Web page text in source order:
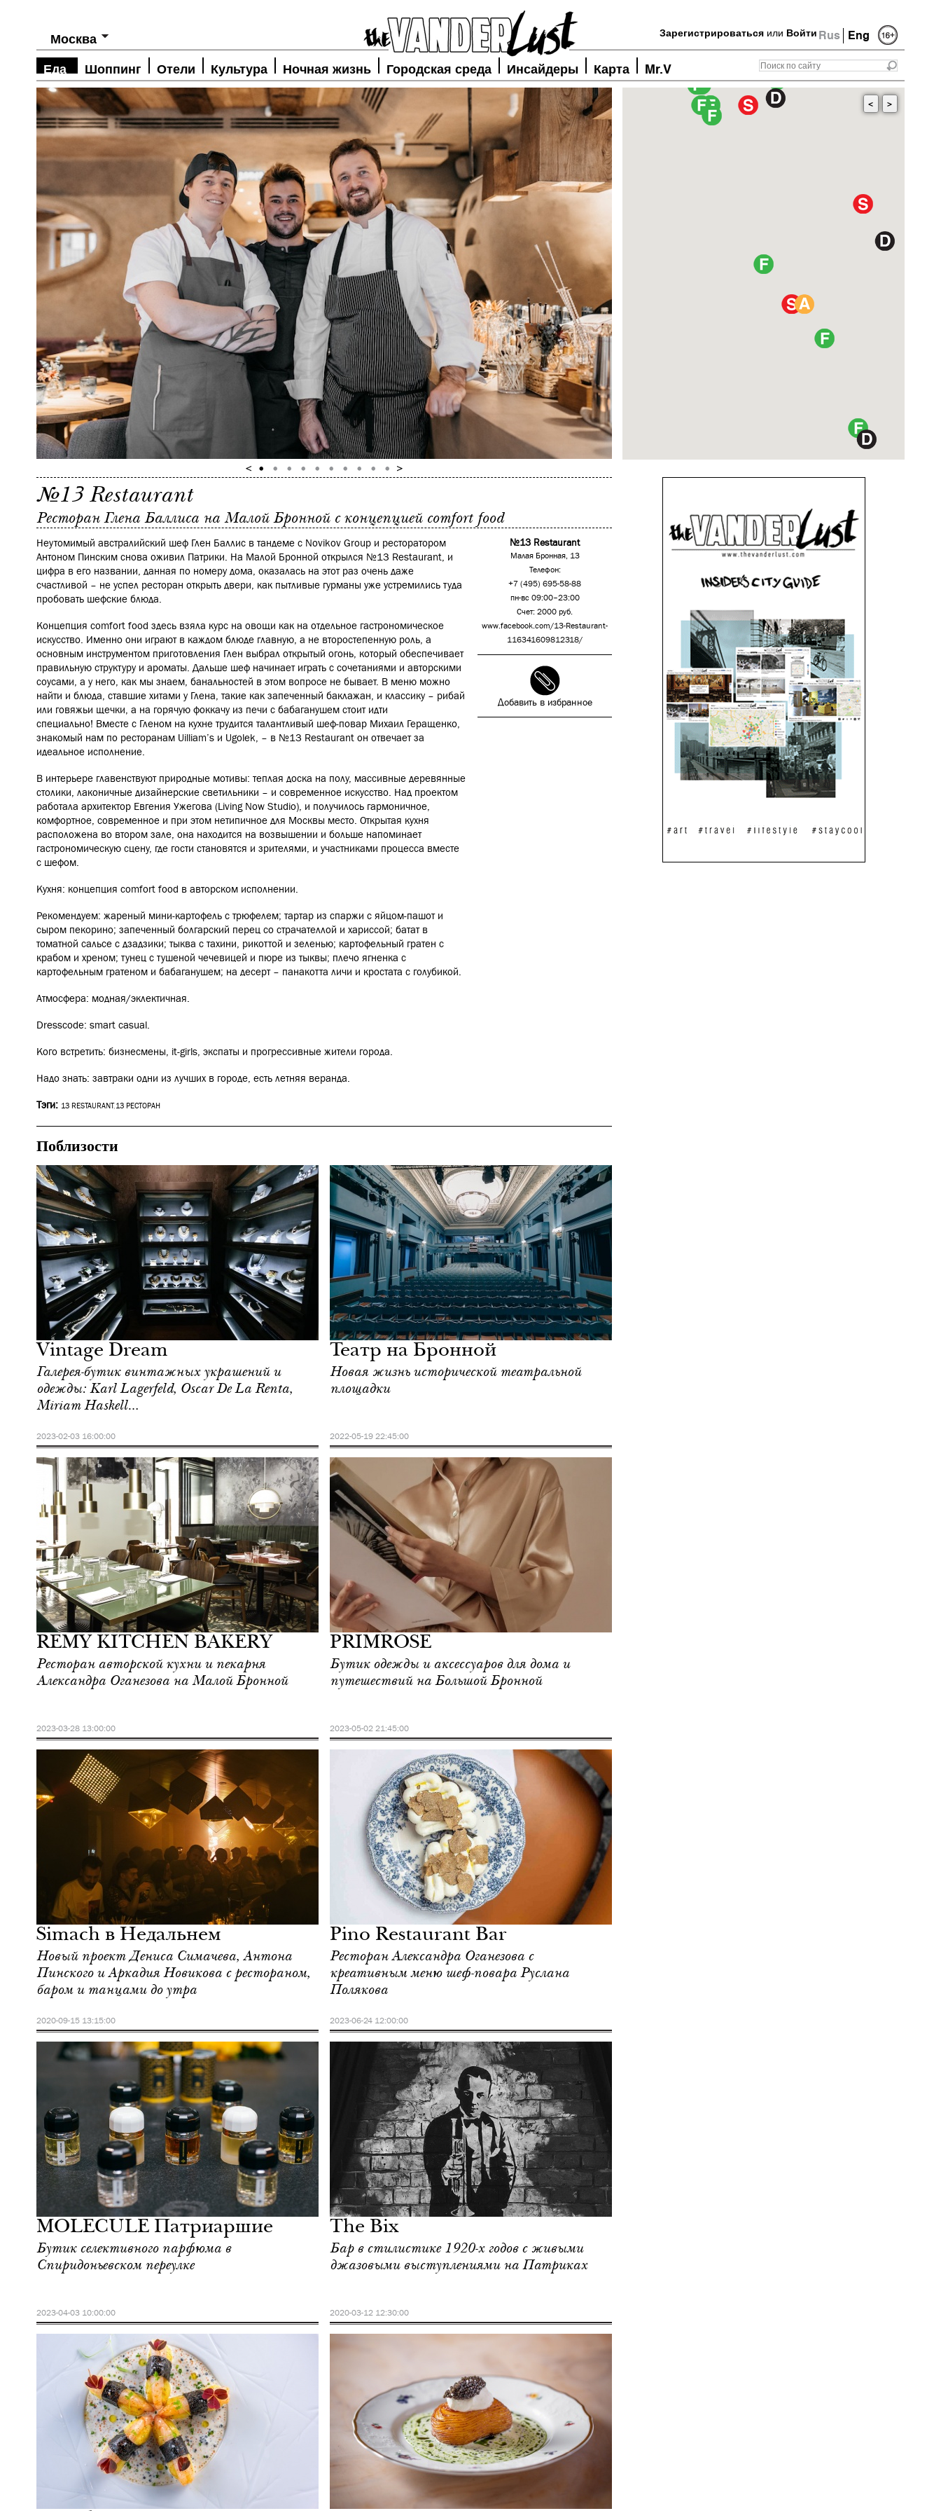
Rus Eng
Зарегистрироваться или Войти
Москва
Еда Шоппинг Отели Культура Ночная жизнь Городская среда Инсайдеры Карта Mr.V
< >
№13 Restaurant
Ресторан Глена Баллиса на Малой Бронной с концепцией comfort food
№13 Restaurant
Малая Бронная, 13
Телефон:
+7 (495) 695-58-88
пн-вс 09:00–23:00
Счет: 2000 руб.
www.facebook.com/13-Restaurant-
116341609812318/
Добавить в избранное
Неутомимый австралийский шеф Глен Баллис в тандеме с Novikov Group и ресторатором
Антоном Пинским снова оживил Патрики. На Малой Бронной открылся №13 Restaurant, и
цифра в его названии, данная по номеру дома, оказалась на этот раз очень даже
счастливой – не успел ресторан открыть двери, как пытливые гурманы уже устремились туда
пробовать шефские блюда.
Концепция comfort food здесь взяла курс на овощи как на отдельное гастрономическое
искусство. Именно они играют в каждом блюде главную, а не второстепенную роль, а
основным инструментом приготовления Глен выбрал открытый огонь, который обеспечивает
правильную структуру и ароматы. Дальше шеф начинает играть с сочетаниями и авторскими
соусами, а у него, как мы знаем, банальностей в этом вопросе не бывает. В меню можно
найти и блюда, ставшие хитами у Глена, такие как запеченный баклажан, и классику – рибай
или говяжьи щечки, а на горячую фоккачу из печи с бабаганушем стоит идти
специально! Вместе с Гленом на кухне трудится талантливый шеф-повар Михаил Геращенко,
знакомый нам по ресторанам Uilliam’s и Ugolek, – в №13 Restaurant он отвечает за
идеальное исполнение.
В интерьере главенствуют природные мотивы: теплая доска на полу, массивные деревянные
столики, лаконичные дизайнерские светильники – и современное искусство. Над проектом
работала архитектор Евгения Ужегова (Living Now Studio), и получилось гармоничное,
комфортное, современное и при этом нетипичное для Москвы место. Открытая кухня
расположена во втором зале, она находится на возвышении и больше напоминает
гастрономическую сцену, где гости становятся и зрителями, и участниками процесса вместе
с шефом.
Кухня: концепция comfort food в авторском исполнении.
Рекомендуем: жареный мини-картофель с трюфелем; тартар из спаржи с яйцом-пашот и
сыром пекорино; запеченный болгарский перец со страчателлой и хариссой; батат в
томатной сальсе с дзадзики; тыква с тахини, рикоттой и зеленью; картофельный гратен с
крабом и хреном; тунец с тушеной чечевицей и пюре из тыквы; плечо ягненка с
картофельным гратеном и бабаганушем; на десерт – панакотта личи и кростата с голубикой.
Атмосфера: модная/эклектичная.
Dresscode: smart casual.
Кого встретить: бизнесмены, it-girls, экспаты и прогрессивные жители города.
Надо знать: завтраки одни из лучших в городе, есть летняя веранда.
Тэги: 13 RESTAURANT,13 РЕСТОРАН
Поблизости
Vintage Dream
Галерея-бутик винтажных украшений и
одежды: Karl Lagerfeld, Oscar De La Renta,
Miriam Haskell…
2023-02-03 16:00:00
Культура
Москва
Театр на Бронной
Новая жизнь исторической театральной
площадки
2022-05-19 22:45:00
REMY KITCHEN BAKERY
Ресторан авторской кухни и пекарня
Александра Оганезова на Малой Бронной
2023-03-28 13:00:00
Шоппинг
Москва
PRIMROSE
Бутик одежды и аксессуаров для дома и
путешествий на Большой Бронной
2023-05-02 21:45:00
Simach в Недальнем
Новый проект Дениса Симачева, Антона
Пинского и Аркадия Новикова с рестораном,
баром и танцами до утра
2020-09-15 13:15:00
Москва
Pino Restaurant Bar
Ресторан Александра Оганезова с
креативным меню шеф-повара Руслана
Полякова
2023-06-24 12:00:00
MOLECULE Патриаршие
Бутик селективного парфюма в
Спиридоньевском переулке
2023-04-03 10:00:00
Ночная жизнь
The Bix
Бар в стилистике 1920-х годов с живыми
джазовыми выступлениями на Патриках
2020-03-12 12:30:00